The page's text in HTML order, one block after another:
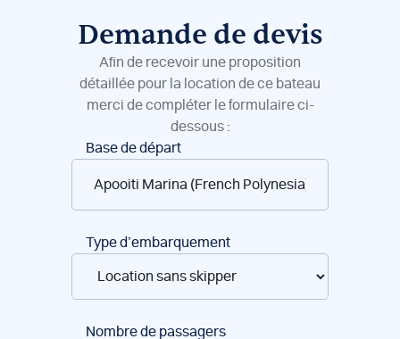
Demande de devis
Afin de recevoir une proposition
détaillée pour la location de ce bateau
merci de compléter le formulaire ci-
dessous :
Réservation
bateaux
Base de départ
Type d’embarquement
Nombre de passagers